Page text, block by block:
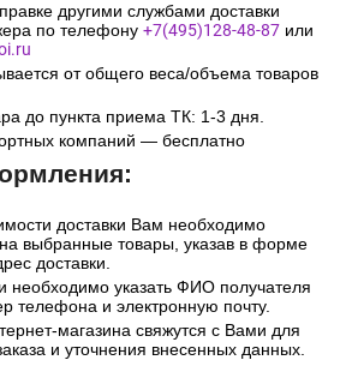
другими службами доставки
по телефону +7(495)128-48-87 или
от общего веса/объема товаров
до пункта приема ТК: 1-3 дня.
компаний — бесплатно
доставки Вам необходимо
выбранные товары, указав в форме
доставки.
указать ФИО получателя
телефона и электронную почту.
магазина свяжутся с Вами для
и уточнения внесенных данных.